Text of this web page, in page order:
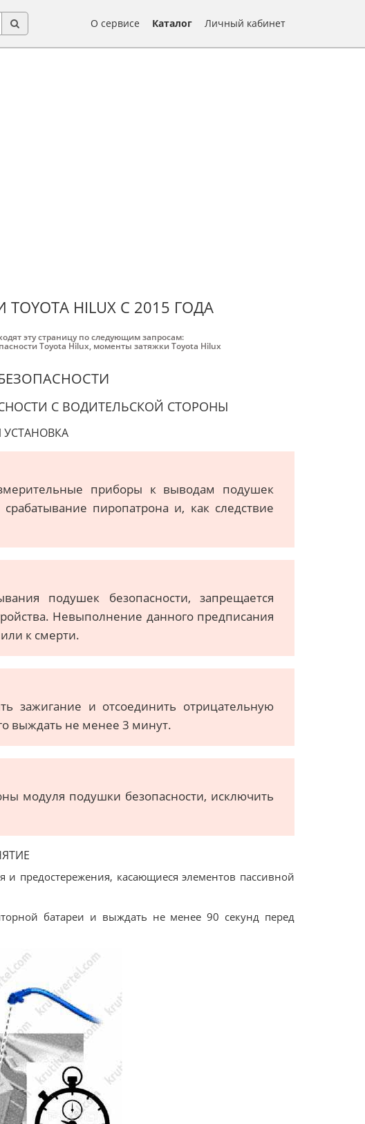
О сервисе Каталог Личный кабинет
HILUX С 2015 ГОДА
эту страницу по следующим запросам:
Toyota Hilux, моменты затяжки Toyota Hilux
С ВОДИТЕЛЬСКОЙ СТОРОНЫ
УСТАНОВКА
приборы к выводам подушек
пиропатрона и, как следствие
подушек безопасности, запрещается
Невыполнение данного предписания
к смерти.
зажигание и отсоединить отрицательную
выждать не менее 3 минут.
модуля подушки безопасности, исключить
предостережения, касающиеся элементов пассивной
батареи и выждать не менее 90 секунд перед